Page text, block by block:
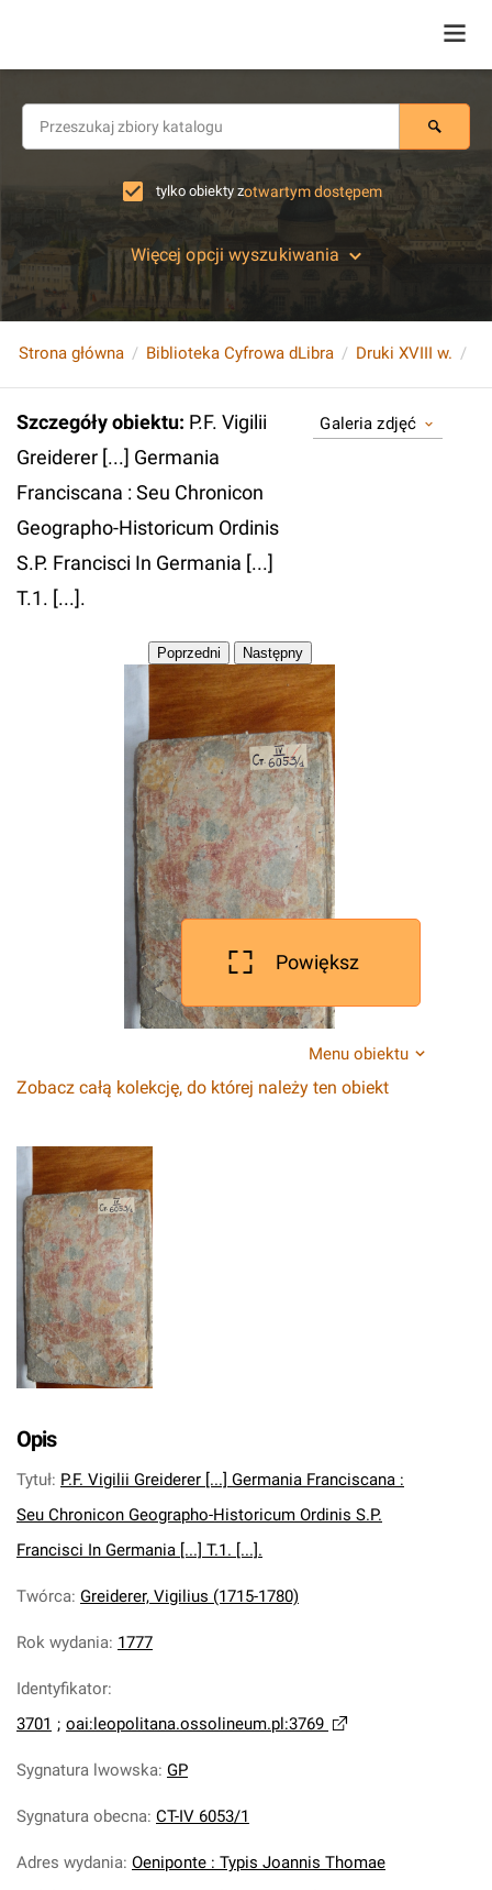
tylko obiekty zotwartym dostępem
Więcej opcji wyszukiwania
Strona główna Biblioteka Cyfrowa dLibra Druki XVIII w.
Szczegóły obiektu: P.F. Vigilii
Greiderer [...] Germania
Franciscana : Seu Chronicon
Geographo-Historicum Ordinis
S.P. Francisci In Germania [...]
T.1. [...].
Galeria zdjęć
Powiększ
Menu obiektu
Zobacz całą kolekcję, do której należy ten obiekt
Opis
Tytuł: P.F. Vigilii Greiderer [...] Germania Franciscana :
Seu Chronicon Geographo-Historicum Ordinis S.P.
Francisci In Germania [...] T.1. [...].
Twórca: Greiderer, Vigilius (1715-1780)
Rok wydania: 1777
Identyfikator:
3701 ; oai:leopolitana.ossolineum.pl:3769
Sygnatura lwowska: GP
Sygnatura obecna: CT-IV 6053/1
Adres wydania: Oeniponte : Typis Joannis Thomae